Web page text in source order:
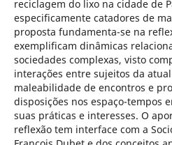
reciclagem do lixo na cidade de
especificamente catadores de
proposta fundamenta-se na
exemplificam dinâmicas
sociedades complexas, visto
interações entre sujeitos da
maleabilidade de encontros e
disposições nos espaço-tempos
suas práticas e interesses. O
reflexão tem interface com a